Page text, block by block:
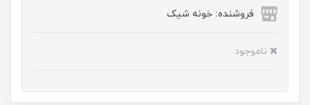
فروشنده: خونه شیک
ناموجود